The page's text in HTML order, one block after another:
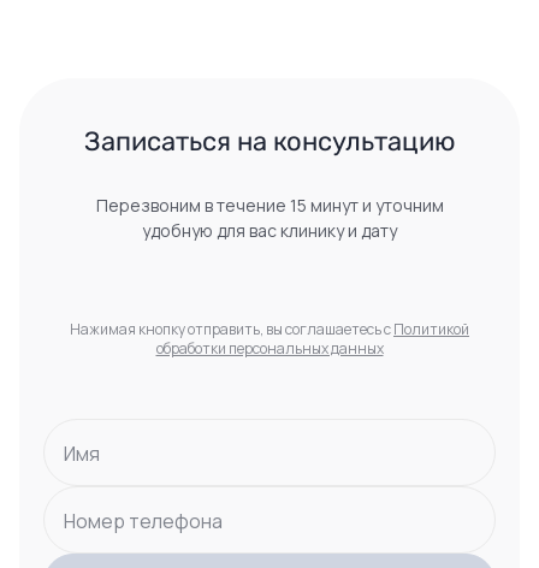
Записаться на консультацию
Перезвоним в течение 15 минут и уточним
удобную для вас клинику и дату
Нажимая кнопку отправить, вы соглашаетесь сПолитикой
обработки персональных данных
Имя
Номер телефона